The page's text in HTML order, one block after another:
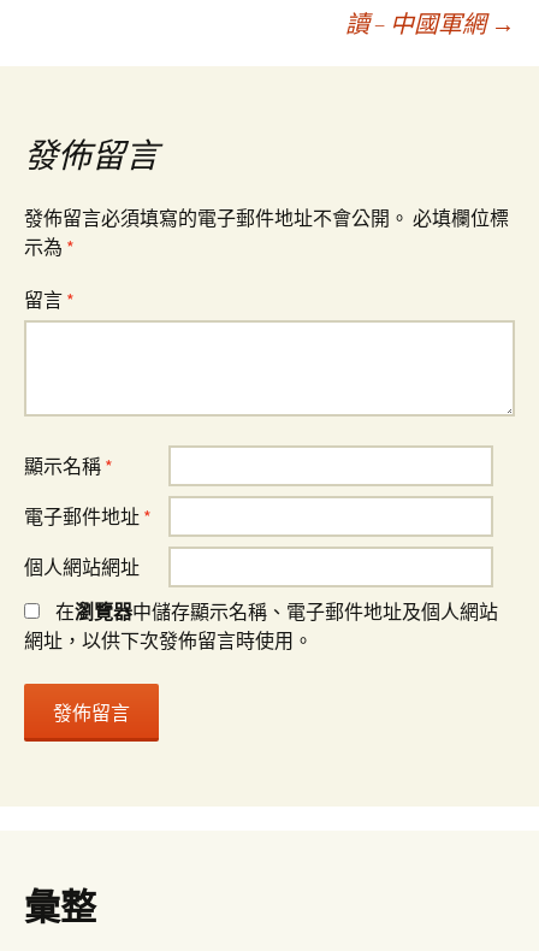
導
覽
讀 – 中國軍網 →
發佈留言
發佈留言必須填寫的電子郵件地址不會公開。 必填欄位標
示為 *
留言 *
顯示名稱 *
電子郵件地址 *
個人網站網址
在瀏覽器中儲存顯示名稱、電子郵件地址及個人網站
網址，以供下次發佈留言時使用。
彙整